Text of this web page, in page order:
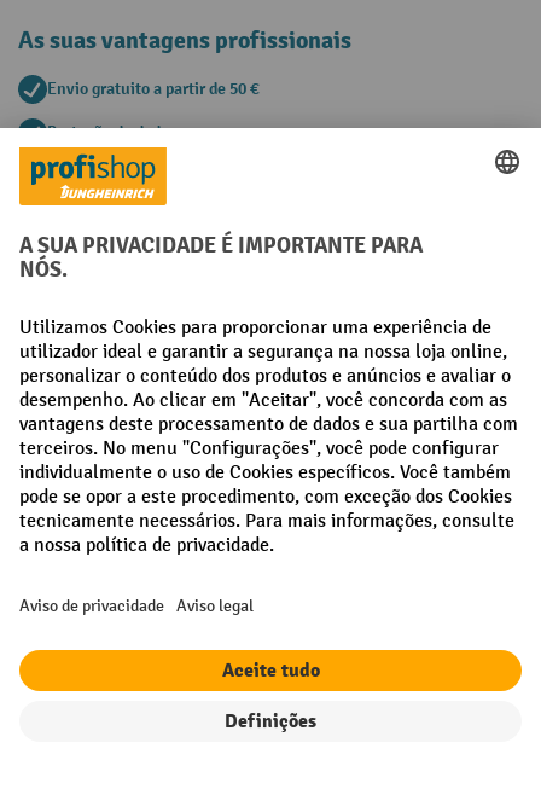
Ordenação
As suas vantagens profissionais
Envio gratuito a partir de 50 €
Proteção de dados segura
Aconselhamento pessoal de compra
Métodos de pagamento
Creditcard (Master)Creditcard (Visa)Pré-pagamento
Redes sociais
Facebook
LinkedIn
Instagram
Proteção de dados Definições de privacidade
Todos os preços excl. IVA maiscustos de envio
entrega, se não indicado o contrário.
¹ O desconto é válido enquanto durarem os stocks. O desconto não se